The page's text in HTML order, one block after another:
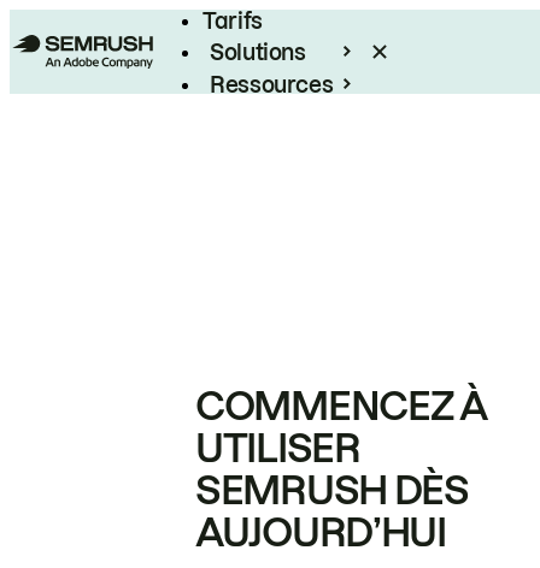
Tarifs
Solutions
Ressources
COMMENCEZ À
UTILISER
SEMRUSH DÈS
AUJOURD’HUI